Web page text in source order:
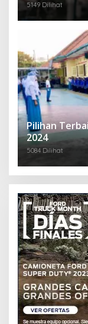
5149 Dilihat
Pilihan
2024
5084 Dilihat